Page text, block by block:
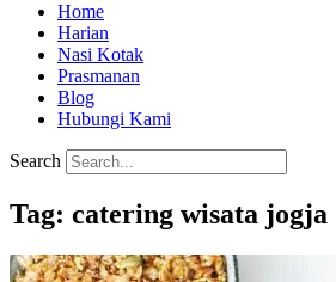
Home
Harian
Nasi Kotak
Prasmanan
Blog
Hubungi Kami
Search
Tag: catering wisata jogja